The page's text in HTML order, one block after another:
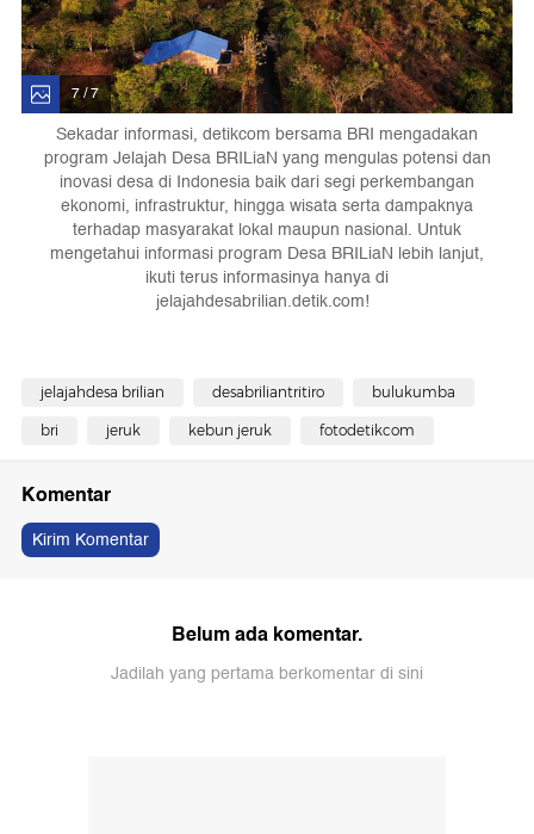
7 / 7
Sekadar informasi, detikcom bersama BRI mengadakan
program Jelajah Desa BRILiaN yang mengulas potensi dan
inovasi desa di Indonesia baik dari segi perkembangan
ekonomi, infrastruktur, hingga wisata serta dampaknya
terhadap masyarakat lokal maupun nasional. Untuk
mengetahui informasi program Desa BRILiaN lebih lanjut,
ikuti terus informasinya hanya di
jelajahdesabrilian.detik.com!
jelajahdesa brilian desabriliantritiro bulukumba
bri jeruk kebun jeruk fotodetikcom
Komentar
Kirim Komentar
Belum ada komentar.
Jadilah yang pertama berkomentar di sini